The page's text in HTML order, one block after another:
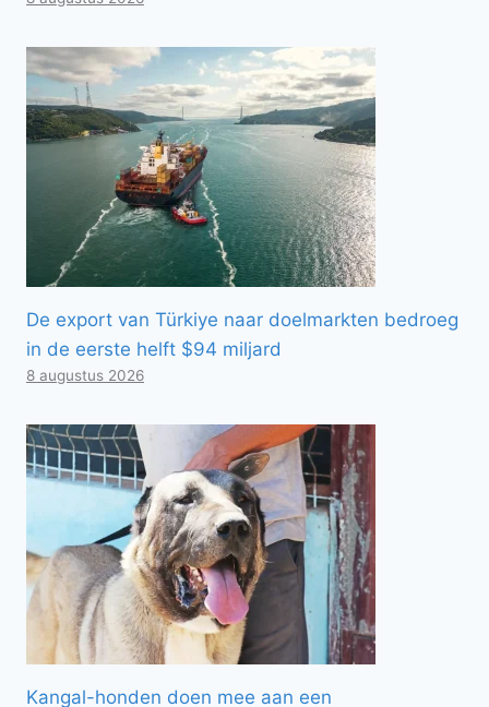
De export van Türkiye naar doelmarkten bedroeg
in de eerste helft $94 miljard
8 augustus 2026
Kangal-honden doen mee aan een